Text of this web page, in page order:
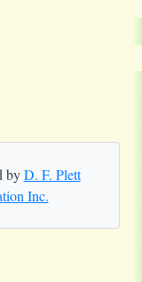
byD. F. Plett
Inc.